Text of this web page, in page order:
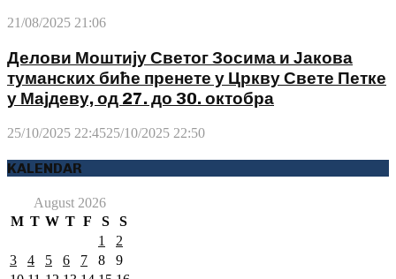
21/08/2025 21:06
Делови Моштију Светог Зосима и Јакова
туманских биће пренете у Цркву Свете Петке
у Мајдеву, од 27. до 30. октобра
25/10/2025 22:4525/10/2025 22:50
KALENDAR
August 2026
M T W T F S
S
1
2
3
4 5 6 7 8
9